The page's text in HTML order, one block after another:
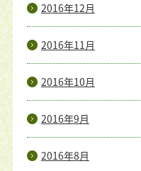
2016年12月
2016年11月
2016年10月
2016年9月
2016年8月